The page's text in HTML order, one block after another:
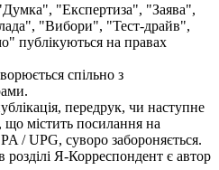
"Експертиза", "Заява",
"Вибори", "Тест-драйв",
публікуються на правах
спільно з
передрук, чи наступне
містить посилання на
/ UPG, суворо забороняється.
розділі Я-Корреспондент є автор